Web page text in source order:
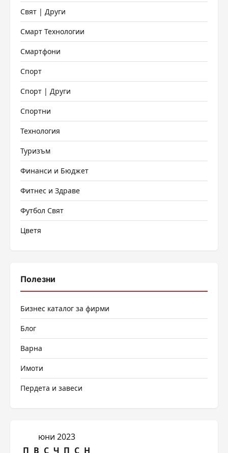
Свят | Други
Смарт Технологии
Смартфони
Спорт
Спорт | Други
Спортни
Технология
Туризъм
Финанси и Бюджет
Фитнес и Здраве
Футбол Свят
Цветя
Полезни
Бизнес каталог за фирми
Блог
Варна
Имоти
Пердета и завеси
юни 2023
П В С Ч П С Н